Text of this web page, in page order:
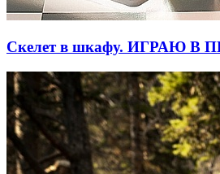
Скелет в шкафу. ИГРАЮ В